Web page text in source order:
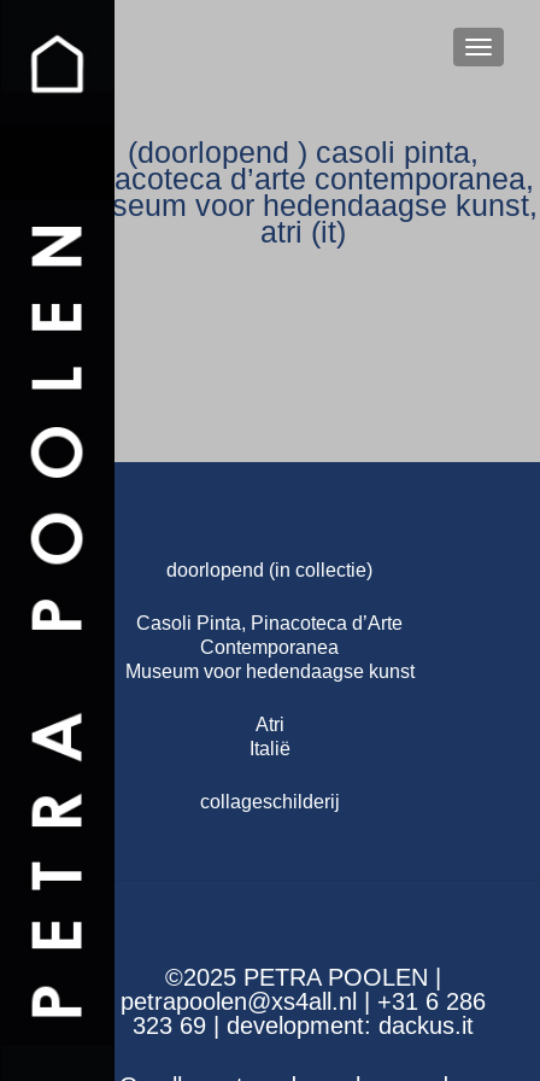
(doorlopend ) casoli pinta,
pinacoteca d’arte contemporanea,
museum voor hedendaagse kunst,
atri (it)
doorlopend (in collectie)
Casoli Pinta, Pinacoteca d’Arte
Contemporanea
Museum voor hedendaagse kunst
Atri
Italië
collageschilderij
©2025 PETRA POOLEN |
petrapoolen@xs4all.nl | +31 6 286
323 69 | development: dackus.it